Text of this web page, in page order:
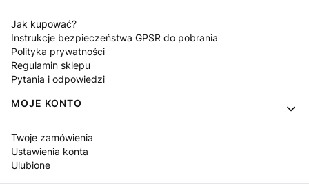
Jak kupować?
Instrukcje bezpieczeństwa GPSR do pobrania
Polityka prywatności
Regulamin sklepu
Pytania i odpowiedzi
MOJE KONTO
Twoje zamówienia
Ustawienia konta
Ulubione